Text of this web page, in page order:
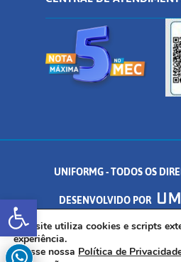
Abrir a barra de
UNIFORMG - TODOS OS
DESENVOLVIDO POR
AV. DR. ARNALDO DE SENNA, 328 -
35.574.530
Este site utiliza cookies e scripts
experiência.
Acesse nossa Política de